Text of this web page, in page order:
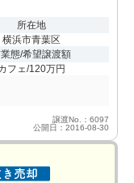
所在地
横浜市青葉区
態/希望譲渡額
フェ/120万円
譲渡No.：6097
公開日：2016-08-30